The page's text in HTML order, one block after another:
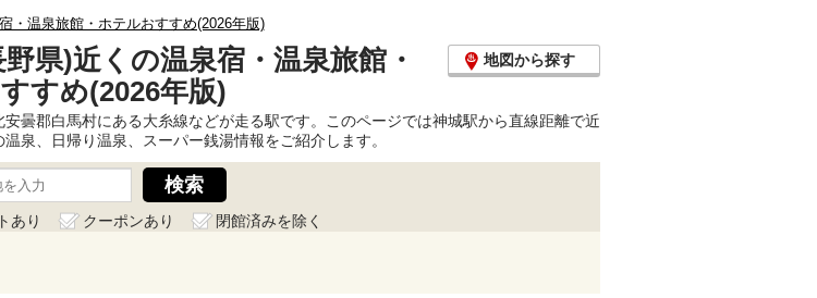
・温泉旅館・ホテルおすすめ(2026年版)
県)近くの温泉宿・温泉旅館・
すめ(2026年版)
地図から探す
曇郡白馬村にある大糸線などが走る駅です。このページでは神城駅から直線距離で近
泉、日帰り温泉、スーパー銭湯情報をご紹介します。
あり クーポンあり
閉館済みを除く